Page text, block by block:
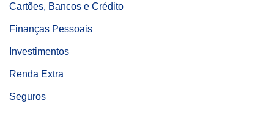
Cartões, Bancos e Crédito
Finanças Pessoais
Investimentos
Renda Extra
Seguros